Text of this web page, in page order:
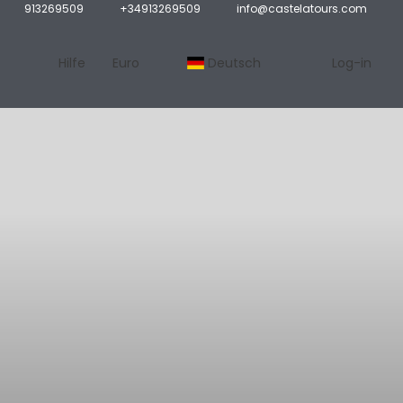
913269509 +34913269509 info@castelatours.com
Hilfe Euro Deutsch Log-in